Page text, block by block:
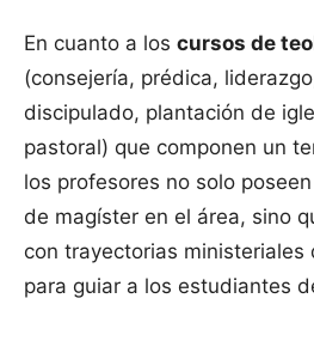
En cuanto a los cursos de
(consejería, prédica,
discipulado, plantación de
pastoral) que componen un
los profesores no solo
de magíster en el área, sino
con trayectorias ministeriales
para guiar a los estudiantes